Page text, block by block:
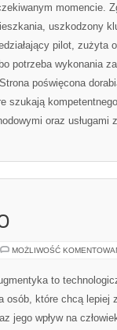
momencie.
uszkodzony
pilot, zużyta
potrzeba wykonania
poświęcona
szukają
oraz usługami
MOŻLIWOŚĆ
to
osób, które chcą lepiej
jego wpływ na